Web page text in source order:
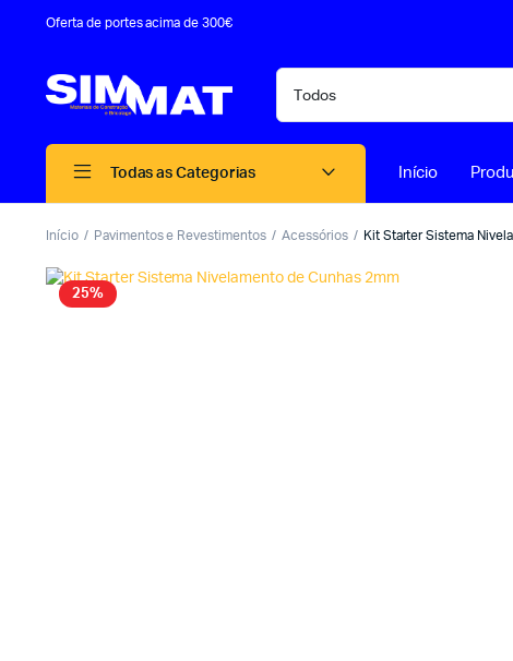
Oferta de portes acima de 300€
Todas as Categorias Início
Início Pavimentos e Revestimentos Acessórios Kit Starter Sistema
25%